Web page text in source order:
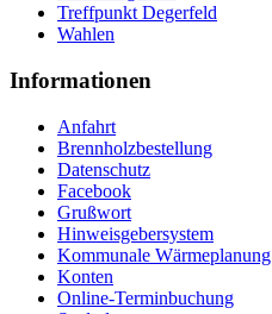
Treffpunkt Degerfeld
Wahlen
Informationen
Anfahrt
Brennholzbestellung
Datenschutz
Facebook
Grußwort
Hinweisgebersystem
Kommunale Wärmeplanung
Konten
Online-Terminbuchung